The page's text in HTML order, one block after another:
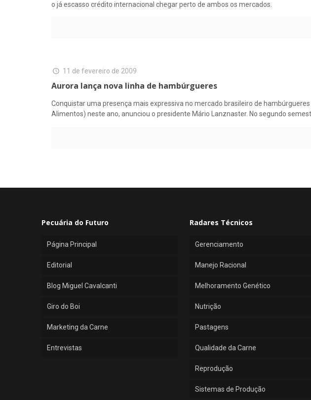
o já escasso crédito internacional chegar perto de ambos os mercados.
11 de fevereiro de 2009
Aurora lança nova linha de hambúrgueres
Conquistar uma presença mais expressiva no mercado brasileiro de
Alimentos) neste ano, anunciou o presidente Mário Lanznaster. No segundo
Pecuária do Futuro
Página Principal
Editorial
Blog Miguel Cavalcanti
Giro do Boi
Marketing da Carne
Entrevistas
Radares Técnicos
Gerenciamento
Manejo Racional
Melhoramento Genético
Nutrição
Pastagens
Qualidade da Carne
Reprodução
Sistemas de Produção